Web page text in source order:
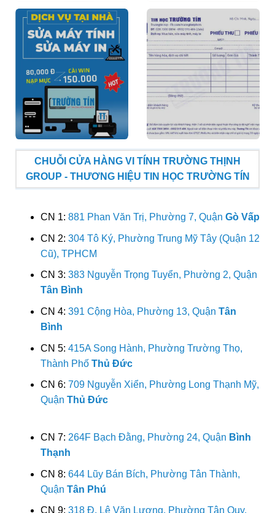
CHUỖI CỬA HÀNG VI TÍNH TRƯỜNG THỊNH
GROUP - THƯƠNG HIỆU TIN HỌC TRƯỜNG TÍN
CN 1: 881 Phan Văn Trị, Phường 7, Quận Gò Vấp
CN 2: 304 Tô Ký, Phường Trung Mỹ Tây (Quận 12
Cũ), TPHCM
CN 3: 383 Nguyễn Trọng Tuyển, Phường 2, Quận
Tân Bình
CN 4: 391 Cộng Hòa, Phường 13, Quận Tân
Bình
CN 5: 415A Song Hành, Phường Trường Thọ,
Thành Phố Thủ Đức
CN 6: 709 Nguyễn Xiển, Phường Long Thạnh Mỹ,
Quận Thủ Đức
CN 7: 264F Bạch Đằng, Phường 24, Quận Bình
Thạnh
CN 8: 644 Lũy Bán Bích, Phường Tân Thành,
Quận Tân Phú
CN 9: 318 Đ. Lê Văn Lương, Phường Tân Quy,